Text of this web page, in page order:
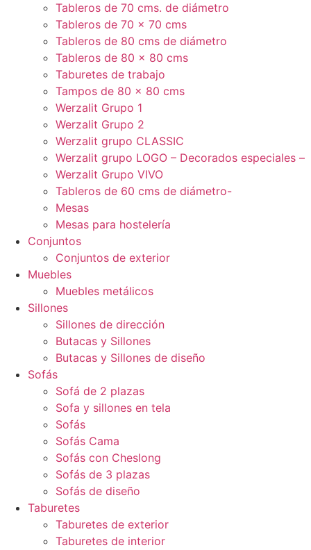
Tableros de 70 cms. de diámetro
Tableros de 70 x 70 cms
Tableros de 80 cms de diámetro
Tableros de 80 x 80 cms
Taburetes de trabajo
Tampos de 80 x 80 cms
Werzalit Grupo 1
Werzalit Grupo 2
Werzalit grupo CLASSIC
Werzalit grupo LOGO – Decorados especiales –
Werzalit Grupo VIVO
Tableros de 60 cms de diámetro-
Mesas
Mesas para hostelería
Conjuntos
Conjuntos de exterior
Muebles
Muebles metálicos
Sillones
Sillones de dirección
Butacas y Sillones
Butacas y Sillones de diseño
Sofás
Sofá de 2 plazas
Sofa y sillones en tela
Sofás
Sofás Cama
Sofás con Cheslong
Sofás de 3 plazas
Sofás de diseño
Taburetes
Taburetes de exterior
Taburetes de interior